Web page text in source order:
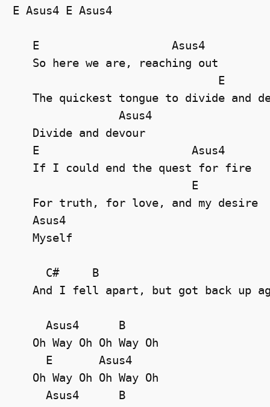
E Asus4 E Asus4
   E                    Asus4
   So here we are, reaching out
                               E
The quickest tongue to divide and
                Asus4
   Divide and devour
   E                       Asus4
   If I could end the quest for fire
                           E
   For truth, for love, and my desire
   Asus4
   Myself
     C#     B
And I fell apart, but got back up
     Asus4      B
   Oh Way Oh Oh Way Oh
     E       Asus4
   Oh Way Oh Oh Way Oh
     Asus4      B